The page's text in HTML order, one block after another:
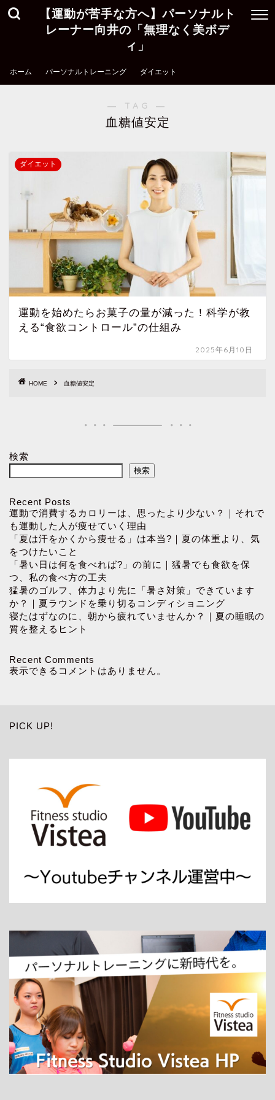
【運動が苦手な方へ】パーソナルト
レーナー向井の「無理なく美ボデ
ィ」
ホーム パーソナルトレーニング ダイエット
― TAG ―
血糖値安定
ダイエット
運動を始めたらお菓子の量が減った！科学が教
える“食欲コントロール”の仕組み
2025年6月10日
HOME 血糖値安定
検索
検索
Recent Posts
運動で消費するカロリーは、思ったより少ない？｜それで
も運動した人が痩せていく理由
「夏は汗をかくから痩せる」は本当?｜夏の体重より、気
をつけたいこと
「暑い日は何を食べれば?」の前に｜猛暑でも食欲を保
つ、私の食べ方の工夫
猛暑のゴルフ、体力より先に「暑さ対策」できています
か？｜夏ラウンドを乗り切るコンディショニング
寝たはずなのに、朝から疲れていませんか？｜夏の睡眠の
質を整えるヒント
Recent Comments
表示できるコメントはありません。
PICK UP!
ホーム
パーソナルトレーニング
ダイエット